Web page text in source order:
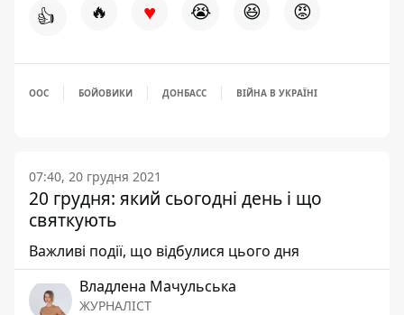
👍 🔥 ♥ 😭 😆 😡
ООС БОЙОВИКИ ДОНБАСС ВІЙНА В УКРАЇНІ
07:40, 20 грудня 2021
20 грудня: який сьогодні день і що
святкують
Важливі події, що відбулися цього дня
Владлена Мачульська
ЖУРНАЛІСТ